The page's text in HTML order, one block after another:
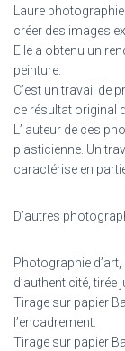
Laure
créer des images
Elle a obtenu un
peinture.
C’est un travail de
ce résultat original
L’ auteur de ces
plasticienne. Un
caractérise en
D’autres
Photographie
d’authenticité,
Tirage sur papier
l’encadrement.
Tirage sur papier